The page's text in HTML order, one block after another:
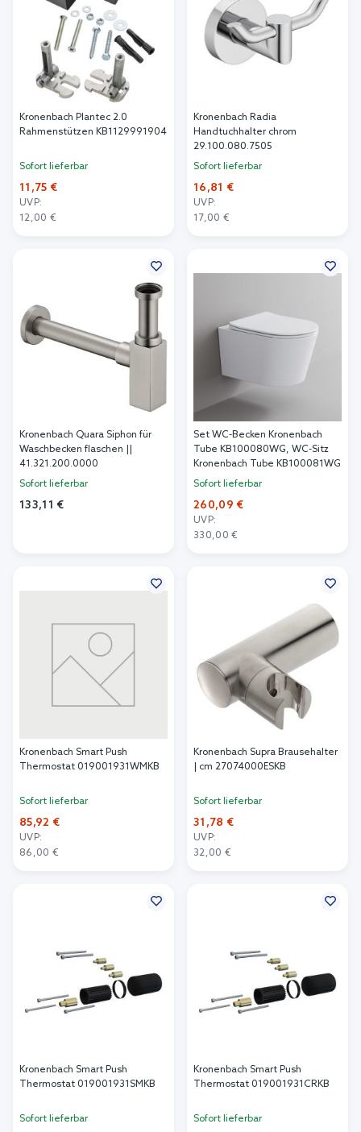
Kronenbach Plantec 2.0
Rahmenstützen KB1129991904
Sofort lieferbar
11,75 €
UVP:
12,00 €
Kronenbach Radia
Handtuchhalter chrom
29.100.080.7505
Sofort lieferbar
16,81 €
UVP:
17,00 €
Kronenbach Quara Siphon für
Waschbecken flaschen ||
41.321.200.0000
Sofort lieferbar
133,11 €
Set WC-Becken Kronenbach
Tube KB100080WG, WC-Sitz
Kronenbach Tube KB100081WG
Sofort lieferbar
260,09 €
UVP:
330,00 €
Kronenbach Smart Push
Thermostat 019001931WMKB
Sofort lieferbar
85,92 €
UVP:
86,00 €
Kronenbach Supra Brausehalter
| cm 27074000ESKB
Sofort lieferbar
31,78 €
UVP:
32,00 €
Kronenbach Smart Push
Thermostat 019001931SMKB
Sofort lieferbar
Kronenbach Smart Push
Thermostat 019001931CRKB
Sofort lieferbar